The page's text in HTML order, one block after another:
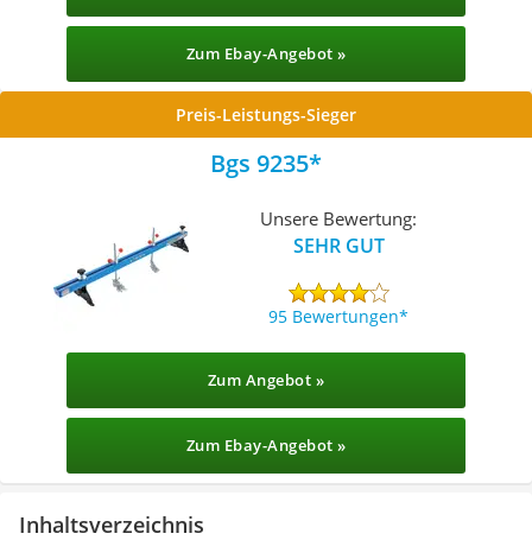
Zum Ebay-Angebot »
Preis-Leistungs-Sieger
Bgs 9235
Unsere Bewertung:
SEHR GUT
95 Bewertungen
Zum Angebot »
Zum Ebay-Angebot »
Inhaltsverzeichnis